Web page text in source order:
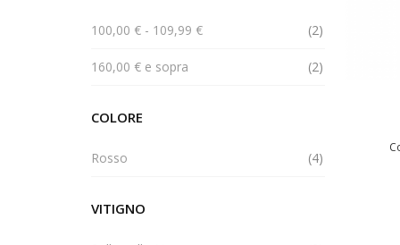
100,00 € - 109,99 € 2elemento
160,00 € e sopra 2elemento
COLORE
Rosso 4elemento
VITIGNO